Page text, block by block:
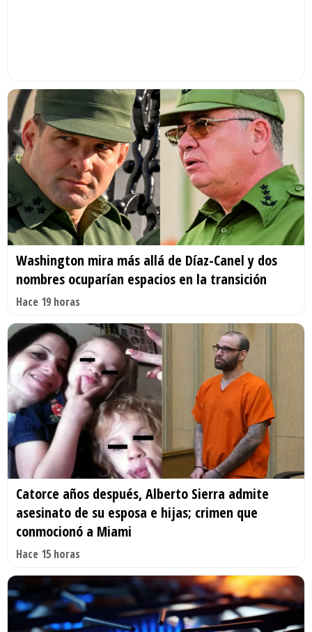
Washington mira más allá de Díaz-Canel y dos
nombres ocuparían espacios en la transición
Hace 19 horas
Catorce años después, Alberto Sierra admite
asesinato de su esposa e hijas; crimen que
conmocionó a Miami
Hace 15 horas